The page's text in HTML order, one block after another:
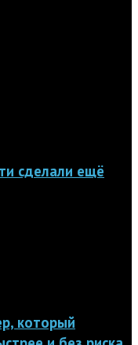
сделали ещё
который